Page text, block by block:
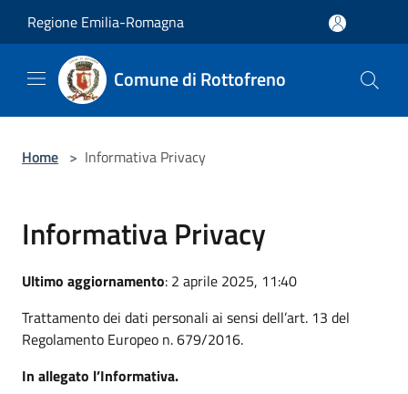
Regione Emilia-Romagna
Comune di Rottofreno
Home > Informativa Privacy
Informativa Privacy
Ultimo aggiornamento: 2 aprile 2025, 11:40
Trattamento dei dati personali ai sensi dell’art. 13 del
Regolamento Europeo n. 679/2016.
In allegato l’Informativa.